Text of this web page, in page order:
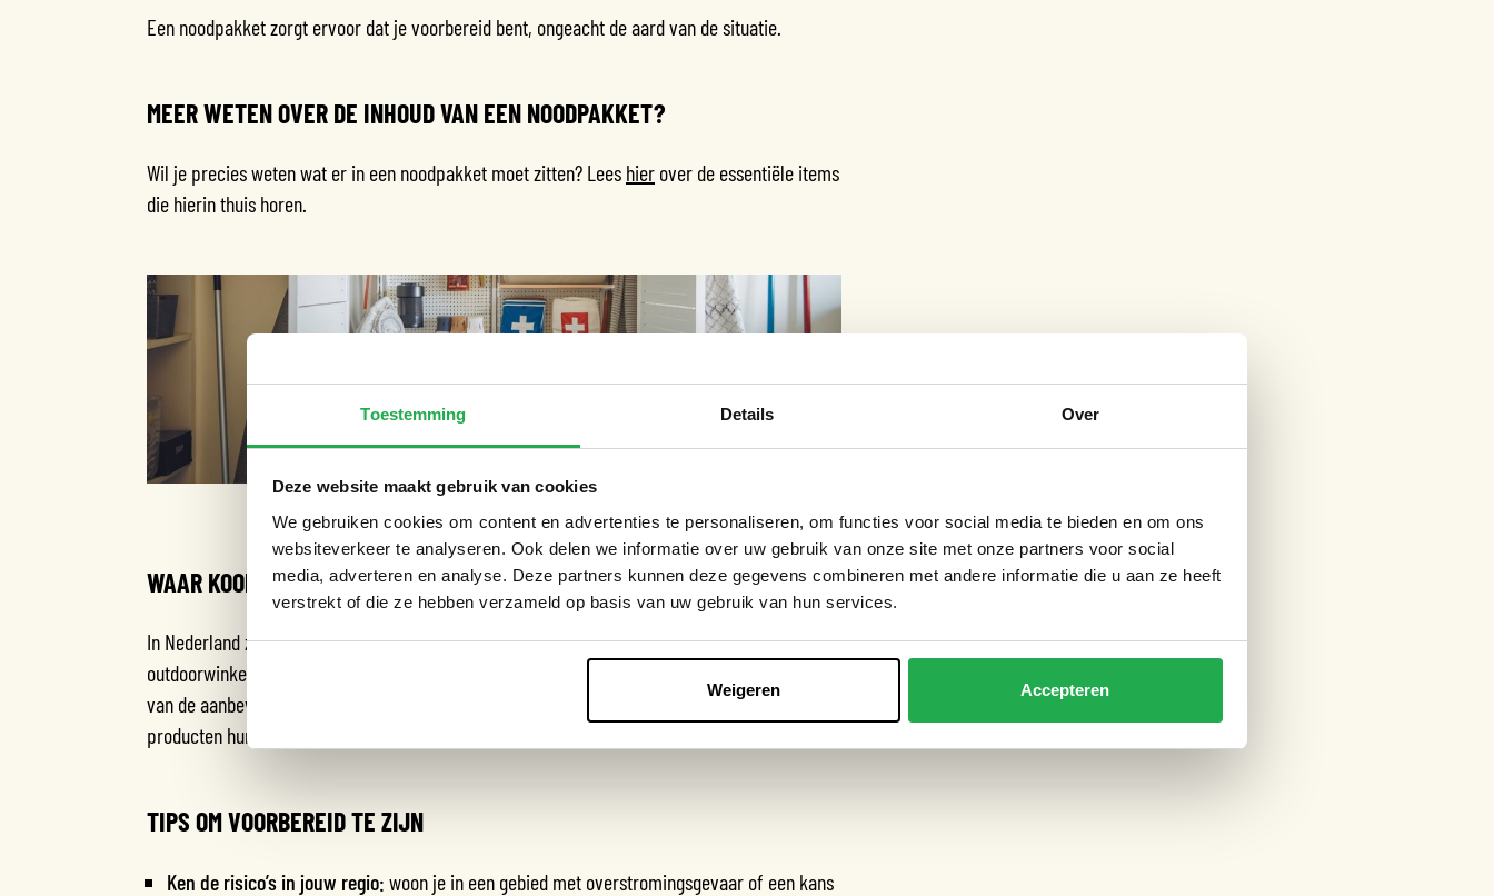
Toestemming Details Over
Deze website maakt gebruik van cookies
We gebruiken cookies om content en advertenties te personaliseren, om functies voor social media te bieden en om ons
websiteverkeer te analyseren. Ook delen we informatie over uw gebruik van onze site met onze partners voor social
media, adverteren en analyse. Deze partners kunnen deze gegevens combineren met andere informatie die u aan ze heeft
verstrekt of die ze hebben verzameld op basis van uw gebruik van hun services.
Weigeren Accepteren
Een noodpakket zorgt ervoor dat je voorbereid bent, ongeacht de aard van de situatie.
MEER WETEN OVER DE INHOUD VAN EEN NOODPAKKET?
Wil je precies weten wat er in een noodpakket moet zitten? Lees hier over de essentiële items
die hierin thuis horen.
WAAR KOOP JE EEN NOODPAKKET?
In Nederland zijn complete noodpakketten te koop bij gespecialiseerde webshops,
outdoorwinkels en sommige bouwmarkten. Je kunt ook zelf een pakket samenstellen op basis
van de aanbevolen lijst. Zorg ervoor dat je de inhoud regelmatig controleert en vervangt als
producten hun houdbaarheidsdatum naderen.
TIPS OM VOORBEREID TE ZIJN
Ken de risico’s in jouw regio: woon je in een gebied met overstromingsgevaar of een kans